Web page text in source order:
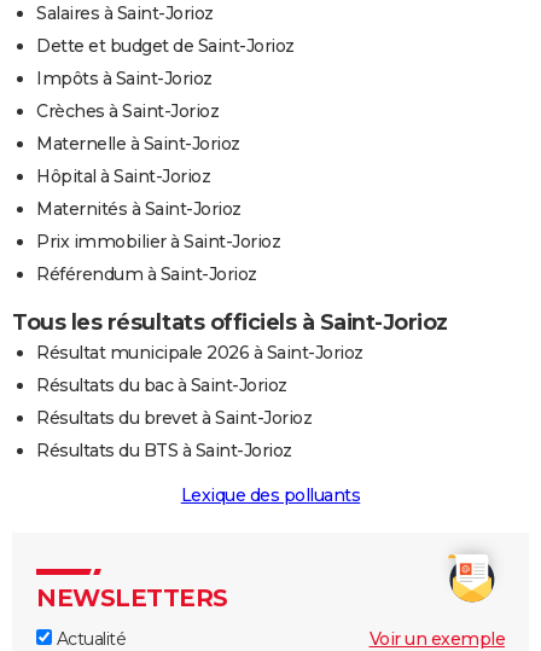
Salaires à Saint-Jorioz
Dette et budget de Saint-Jorioz
Impôts à Saint-Jorioz
Crèches à Saint-Jorioz
Maternelle à Saint-Jorioz
Hôpital à Saint-Jorioz
Maternités à Saint-Jorioz
Prix immobilier à Saint-Jorioz
Référendum à Saint-Jorioz
Tous les résultats officiels à Saint-Jorioz
Résultat municipale 2026 à Saint-Jorioz
Résultats du bac à Saint-Jorioz
Résultats du brevet à Saint-Jorioz
Résultats du BTS à Saint-Jorioz
Lexique des polluants
NEWSLETTERS
Actualité
Voir un exemple